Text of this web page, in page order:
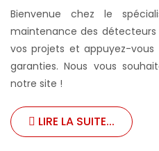
Bienvenue chez le
maintenance des détecteurs
vos projets et appuyez-
garanties. Nous vous
notre site !
LIRE LA SUITE...